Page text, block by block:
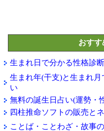
おすす
生まれ日で分かる性格診断
生まれ年(干支)と生まれ
い
無料の誕生日占い(運勢・
四柱推命ソフトの販売と
ことば・ことわざ・故事